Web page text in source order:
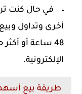
في حال كنت
أخرى وتداول
48 ساعة أو
الإلكترونية.
طريقة بيع